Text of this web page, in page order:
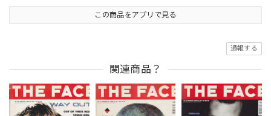
この商品をアプリで見る
通報する
関連商品？